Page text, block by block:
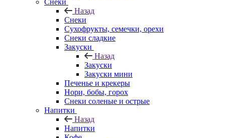
Назад
Снеки
Сухофрукты, семечки, орехи
Снеки сладкие
Закуски
Назад
Закуски
Закуски мини
Печенье и крекеры
Нори, бобы, горох
Снеки соленые и острые
Напитки
Назад
Напитки